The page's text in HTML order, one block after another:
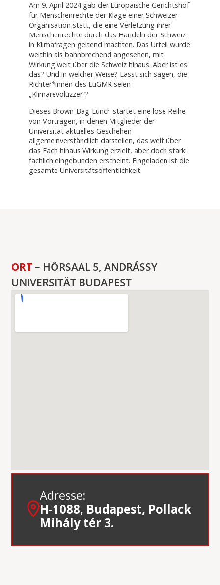
Am 9. April 2024 gab der Europäische Gerichtshof
für Menschenrechte der Klage einer Schweizer
Organisation statt, die eine Verletzung ihrer
Menschenrechte durch das Handeln der Schweiz
in Klimafragen geltend machten. Das Urteil wurde
weithin als bahnbrechend angesehen, mit
Wirkung weit über die Schweiz hinaus. Aber ist es
das? Und in welcher Weise? Lässt sich sagen, die
Richter*innen des EuGMR seien
„Klimarevoluzzer“?
Dieses Brown-Bag-Lunch startet eine lose Reihe
von Vorträgen, in denen Mitglieder der
Universität aktuelles Geschehen
allgemeinverständlich darstellen, das weit über
das Fach hinaus Wirkung erzielt, aber doch stark
fachlich eingebunden erscheint. Eingeladen ist die
gesamte Universitätsöffentlichkeit.
ORT – HÖRSAAL 5, ANDRÁSSY
UNIVERSITÄT BUDAPEST
Adresse:
H-1088, Budapest, Pollack
Mihály tér 3.